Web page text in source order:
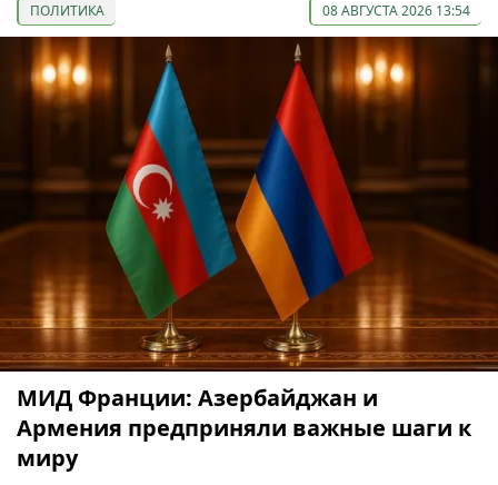
ПОЛИТИКА 08 АВГУСТА 2026 13:54
МИД Франции: Азербайджан и
Армения предприняли важные шаги к
миру